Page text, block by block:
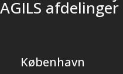
afdelinger
København